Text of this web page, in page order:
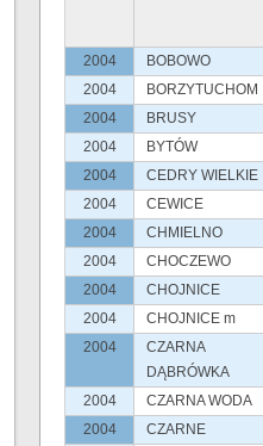
2004
BOBOWO
2004
BORZYTUCHOM
2004
BRUSY
2004
BYTÓW
2004
CEDRY WIELKIE
2004
CEWICE
2004
CHMIELNO
2004
CHOCZEWO
2004
CHOJNICE
2004
CHOJNICE m
2004
CZARNA
DĄBRÓWKA
2004
CZARNA WODA
2004
CZARNE